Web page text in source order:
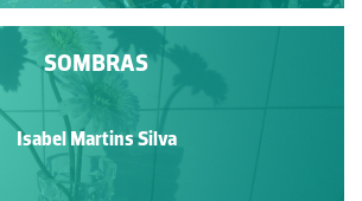
SOMBRAS
Isabel Martins Silva